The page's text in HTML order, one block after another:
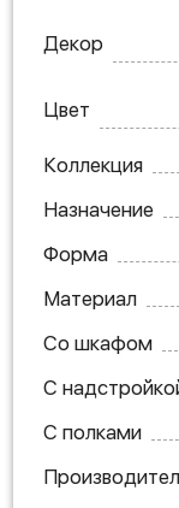
Декор
Цвет
Коллекция
Назначение
Форма
Материал
Со шкафом
С
С полками